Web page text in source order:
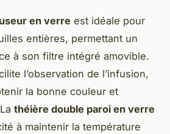
en verre est idéale pour
entières, permettant un
à son filtre intégré amovible.
l’observation de l’infusion,
la bonne couleur et
théière double paroi en verre
à maintenir la température